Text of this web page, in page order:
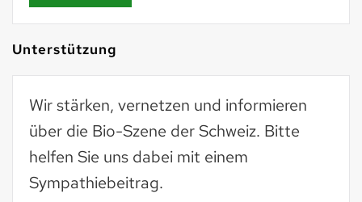
Unterstützung
Wir stärken, vernetzen und informieren
über die Bio-Szene der Schweiz. Bitte
helfen Sie uns dabei mit einem
Sympathiebeitrag.